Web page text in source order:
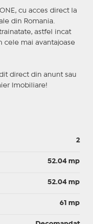
cu acces direct la
din Romania.
astfel incat
cele mai avantajoase
direct din anunt sau
Imobiliare!
2
52.04 mp
52.04 mp
61 mp